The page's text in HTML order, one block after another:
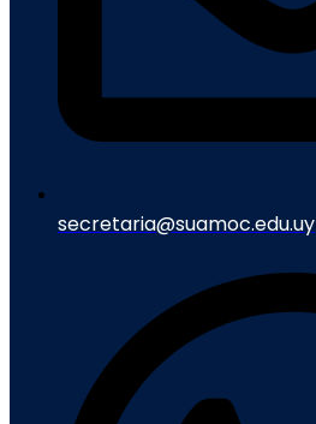
secretaria@suamoc.edu.uy